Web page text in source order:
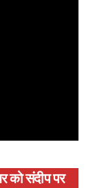
को संदीप पर